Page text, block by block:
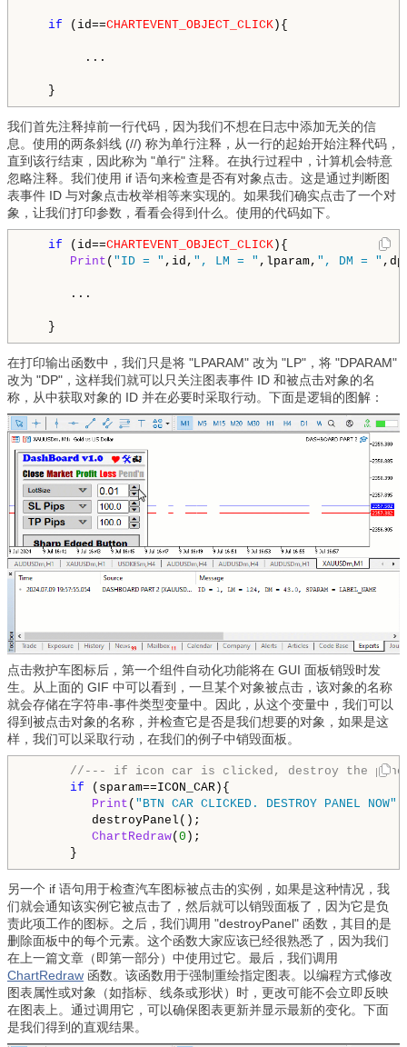
if (id==CHARTEVENT_OBJECT_CLICK){
...
}
我们首先注释掉前一行代码，因为我们不想在日志中添加无关的信
息。使用的两条斜线 (//) 称为单行注释，从一行的起始开始注释代码，
直到该行结束，因此称为 "单行" 注释。在执行过程中，计算机会特意
忽略注释。我们使用 if 语句来检查是否有对象点击。这是通过判断图
表事件 ID 与对象点击枚举相等来实现的。如果我们确实点击了一个对
象，让我们打印参数，看看会得到什么。使用的代码如下。
if (id==CHARTEVENT_OBJECT_CLICK){
Print ( "ID = " ,id, ", LM = " ,lparam, ", DM = "
...
}
在打印输出函数中，我们只是将 "LPARAM" 改为 "LP"，将 "DPARAM"
改为 "DP"，这样我们就可以只关注图表事件 ID 和被点击对象的名
称，从中获取对象的 ID 并在必要时采取行动。下面是逻辑的图解：
点击救护车图标后，第一个组件自动化功能将在 GUI 面板销毁时发
生。从上面的 GIF 中可以看到，一旦某个对象被点击，该对象的名称
就会存储在字符串-事件类型变量中。因此，从这个变量中，我们可以
得到被点击对象的名称，并检查它是否是我们想要的对象，如果是这
样，我们可以采取行动，在我们的例子中销毁面板。
//--- if icon car is clicked, destroy the
if (sparam==ICON_CAR){
Print ( "BTN CAR CLICKED. DESTROY PANEL NOW"
destroyPanel();
ChartRedraw( 0 );
}
另一个 if 语句用于检查汽车图标被点击的实例，如果是这种情况，我
们就会通知该实例它被点击了，然后就可以销毁面板了，因为它是负
责此项工作的图标。之后，我们调用 "destroyPanel" 函数，其目的是
删除面板中的每个元素。这个函数大家应该已经很熟悉了，因为我们
在上一篇文章（即第一部分）中使用过它。最后，我们调用
ChartRedraw 函数。该函数用于强制重绘指定图表。以编程方式修改
图表属性或对象（如指标、线条或形状）时，更改可能不会立即反映
在图表上。通过调用它，可以确保图表更新并显示最新的变化。下面
是我们得到的直观结果。